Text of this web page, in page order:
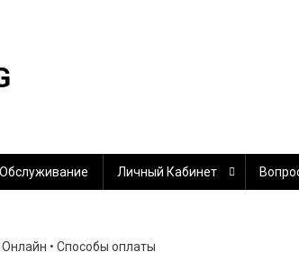
Обслуживание Личный Кабинет